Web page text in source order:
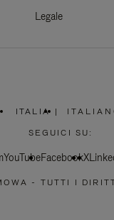
Legale
ITALIA
SELEZIONA
IL
PAESE
|
SEGUICI SU:
YouTubeFacebookX
- TUTTI I